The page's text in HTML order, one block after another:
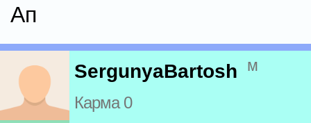
Ап
SergunyaBartosh м
Карма 0